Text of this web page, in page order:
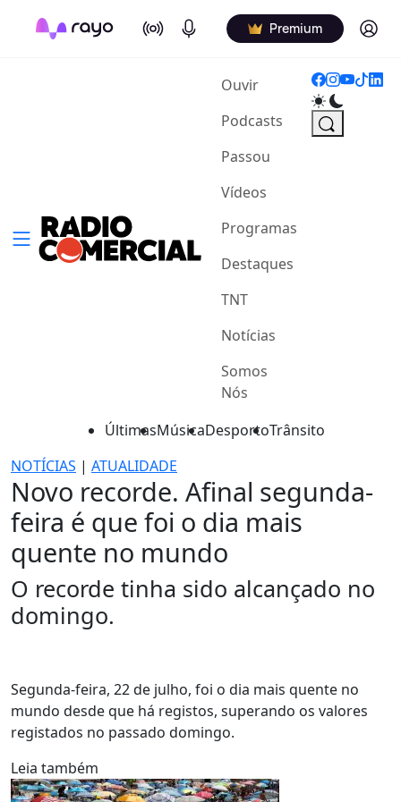
On Air Podcasts Premium Log in
Ouvir(current)
Podcasts
Passou
Vídeos
Programas
Destaques
TNT
Notícias
Somos
Nós
ÚltimasMúsicaDesportoTrânsito
NOTÍCIAS | ATUALIDADE
Novo recorde. Afinal segunda-
feira é que foi o dia mais
quente no mundo
O recorde tinha sido alcançado no
domingo.
Segunda-feira, 22 de julho, foi o dia mais quente no
mundo desde que há registos, superando os valores
registados no passado domingo.
Leia também